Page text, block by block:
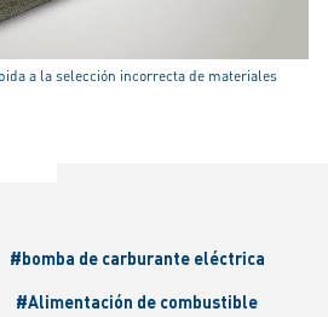
a la selección incorrecta de materiales
#bomba de carburante eléctrica
#Alimentación de combustible